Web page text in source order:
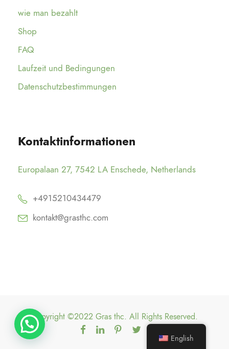
wie man bezahlt
Shop
FAQ
Laufzeit und Bedingungen
Datenschutzbestimmungen
Kontaktinformationen
Europalaan 27, 7542 LA Enschede, Netherlands
+4915210434479
kontakt@grasthc.com
Copyright ©2022 Gras thc. All Rights Reserved.
English